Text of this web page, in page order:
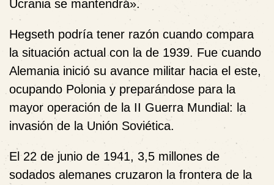
Ucrania se mantendrá».
Hegseth podría tener razón cuando compara
la situación actual con la de 1939. Fue cuando
Alemania inició su avance militar hacia el este,
ocupando Polonia y preparándose para la
mayor operación de la II Guerra Mundial: la
invasión de la Unión Soviética.
El 22 de junio de 1941, 3,5 millones de
sodados alemanes cruzaron la frontera de la